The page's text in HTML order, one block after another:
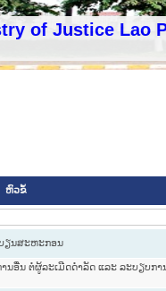
Lao PDR
ຫົວຂໍ້
ຽນສະຫະກອນ
ອື່ນ ຕໍ່ຜູ້ລະເມີດດຳລັດ ແລະ ລະບຽບກາ